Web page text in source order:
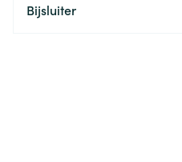
Bijsluiter